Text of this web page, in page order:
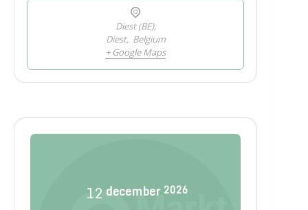
Diest (BE),
Diest, Belgium
+ Google Maps
12 december 2026